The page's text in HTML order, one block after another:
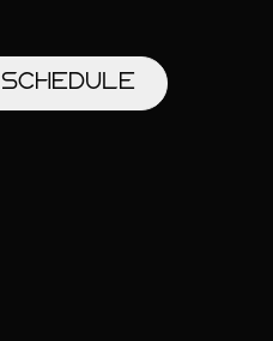
SCHEDULE